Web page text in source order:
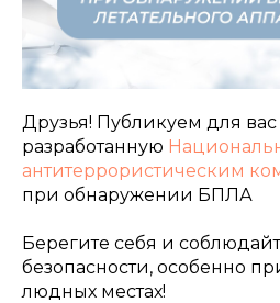
Друзья! Публикуем для вас
разработанную
антитеррористическим
при обнаружении БПЛА
Берегите себя и
безопасности, особенно
людных местах!